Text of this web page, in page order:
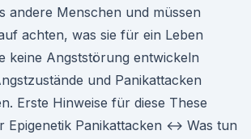
andere Menschen und müssen
achten, was sie für ein Leben
keine Angststörung entwickeln
und Panikattacken
Erste Hinweise für diese These
Epigenetik Panikattacken ↔ Was tun